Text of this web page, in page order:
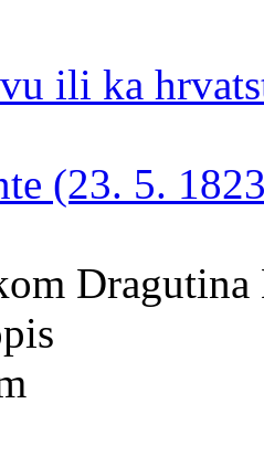
ili ka
(23. 5.
Dragutina